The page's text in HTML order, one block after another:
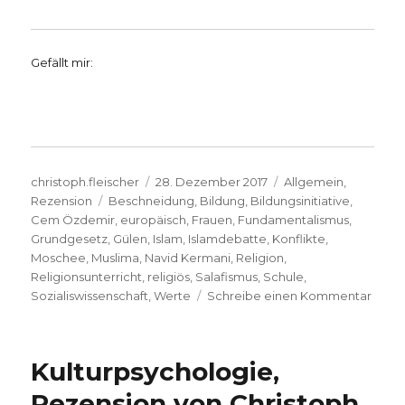
Gefällt mir:
Autor
christoph.fleischer
Veröffentlicht
am
28. Dezember 2017 Kategorien
Allgemein,
Rezension
Schlagwörter
Beschneidung, Bildung, Bildungsinitiative,
Cem Özdemir, europäisch, Frauen, Fundamentalismus,
Grundgesetz, Gülen, Islam, Islamdebatte, Konflikte,
Moschee, Muslima, Navid Kermani, Religion,
Religionsunterricht, religiös, Salafismus, Schule,
Sozialiswissenschaft,Werte Schreibe einen Kommentarzu
Kulturpsychologie,